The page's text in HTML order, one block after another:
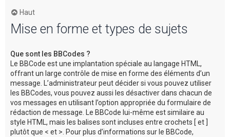
Haut
Mise en forme et types de sujets
Que sont les BBCodes ?
Le BBCode est une implantation spéciale au langage HTML,
offrant un large contrôle de mise en forme des éléments d’un
message. L’administrateur peut décider si vous pouvez utiliser
les BBCodes, vous pouvez aussi les désactiver dans chacun de
vos messages en utilisant l’option appropriée du formulaire de
rédaction de message. Le BBCode lui-même est similaire au
style HTML, mais les balises sont incluses entre crochets [ et ]
plutôt que < et >. Pour plus d’informations sur le BBCode,